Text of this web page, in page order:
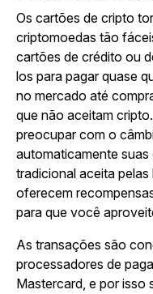
Os cartões de cripto
criptomoedas tão
cartões de crédito ou
los para pagar quase
no mercado até
que não aceitam
preocupar com o
automaticamente
tradicional aceita
oferecem
para que você
As transações são
processadores de
Mastercard, e por isso